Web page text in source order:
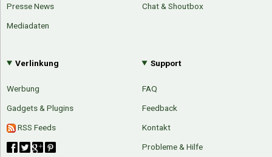
Presse News
Mediadaten
Chat & Shoutbox
Verlinkung
Werbung
Gadgets & Plugins
RSS Feeds
Support
FAQ
Feedback
Kontakt
Probleme & Hilfe